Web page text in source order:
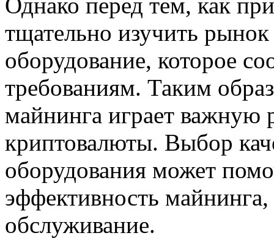
тщательно изучить
оборудование, которое
требованиям. Таким
майнинга играет важную
криптовалюты. Выбор
оборудования может
эффективность
обслуживание.